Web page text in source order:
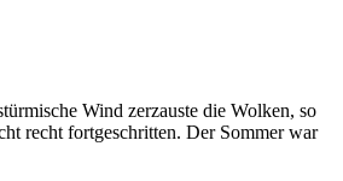
Wind zerzauste die Wolken, so
recht fortgeschritten. Der Sommer war